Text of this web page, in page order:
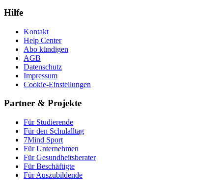
Hilfe
Kontakt
Help Center
Abo kündigen
AGB
Datenschutz
Impressum
Cookie-Einstellungen
Partner & Projekte
Für Stu­die­rende
Für den Schulalltag
7Mind Sport
Für Unter­neh­men
Für Gesund­heits­be­ra­ter
Für Beschäftigte
Für Auszubildende